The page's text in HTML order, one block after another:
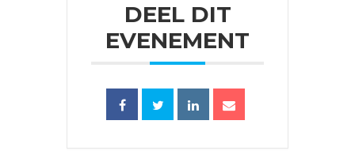
DEEL DIT
EVENEMENT